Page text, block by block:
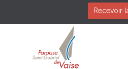
Recevoir